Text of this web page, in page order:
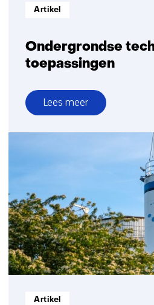
Ondergrondse
toepassingen
Informatietype:
Artikel
Lees meer
over
Ondergrondse
Informatietype:
Artikel